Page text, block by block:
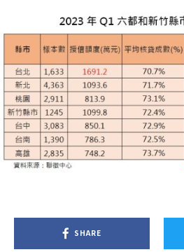
SHARE